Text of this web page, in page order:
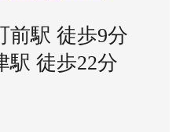
前駅 徒歩9分
駅 徒歩22分